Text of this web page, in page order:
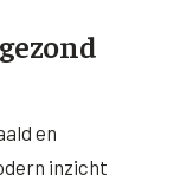
en
inzicht